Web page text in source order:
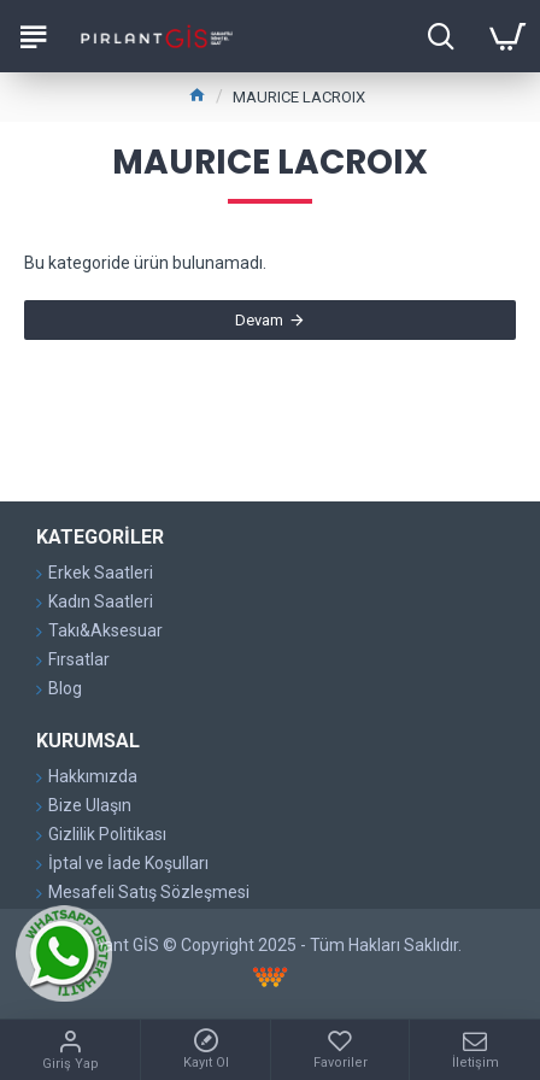
MAURICE LACROIX
MAURICE LACROIX
Bu kategoride ürün bulunamadı.
Devam
KATEGORILER
Erkek Saatleri
Kadın Saatleri
Takı&Aksesuar
Fırsatlar
Blog
KURUMSAL
Hakkımızda
Bize Ulaşın
Gizlilik Politikası
İptal ve İade Koşulları
Mesafeli Satış Sözleşmesi
Pırlant GİS © Copyright 2025 - Tüm Hakları Saklıdır.
Giriş Yap Kayıt Ol Favoriler İletişim